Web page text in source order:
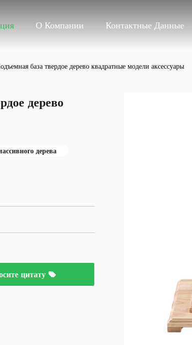
О Компании Контактные Данные
база твердое дерево квадратные модели аксессуары
дерево
дерева
цитату